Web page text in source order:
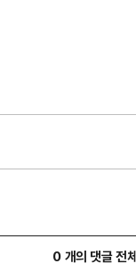
0 개의 댓글 전